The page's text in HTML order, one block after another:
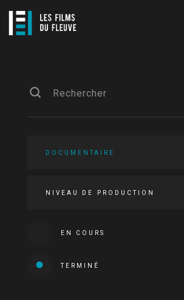
DOCUMENTAIRE
NIVEAU DE PRODUCTION
EN COURS
TERMINÉ